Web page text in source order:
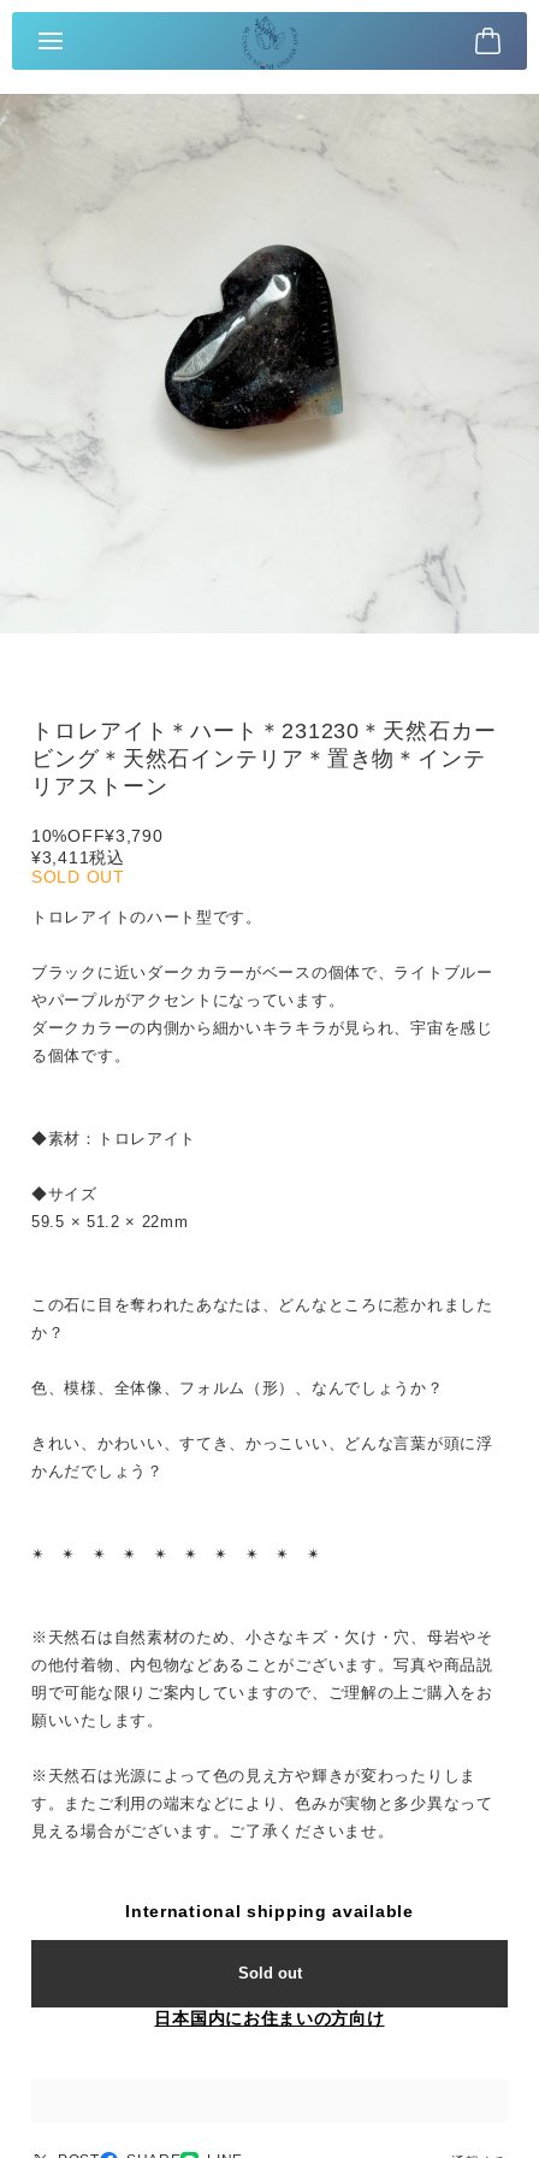
トロレアイト＊ハート＊231230＊天然石カー
ビング＊天然石インテリア＊置き物＊インテ
リアストーン
10%OFF¥3,790
¥3,411税込
SOLD OUT
トロレアイトのハート型です。
ブラックに近いダークカラーがベースの個体で、ライトブルー
やパープルがアクセントになっています。
ダークカラーの内側から細かいキラキラが見られ、宇宙を感じ
る個体です。
◆素材：トロレアイト
◆サイズ
59.5 × 51.2 × 22mm
この石に目を奪われたあなたは、どんなところに惹かれました
か？
色、模様、全体像、フォルム（形）、なんでしょうか？
きれい、かわいい、すてき、かっこいい、どんな言葉が頭に浮
かんだでしょう？
✴︎ ✴︎ ✴︎ ✴︎ ✴︎ ✴︎ ✴︎ ✴︎ ✴︎ ✴︎
※天然石は自然素材のため、小さなキズ・欠け・穴、母岩やそ
の他付着物、内包物などあることがございます。写真や商品説
明で可能な限りご案内していますので、ご理解の上ご購入をお
願いいたします。
※天然石は光源によって色の見え方や輝きが変わったりしま
す。またご利用の端末などにより、色みが実物と多少異なって
見える場合がございます。ご了承くださいませ。
International shipping available
Sold out
日本国内にお住まいの方向け